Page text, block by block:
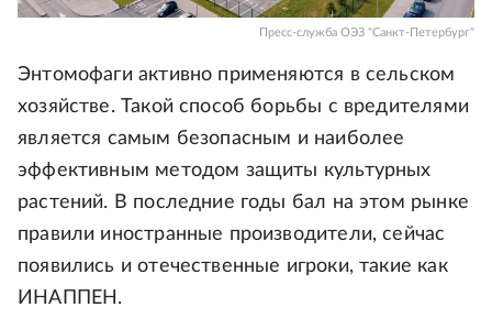
Пресс-служба ОЭЗ "Санкт-Петербург"
Энтомофаги активно применяются в сельском
хозяйстве. Такой способ борьбы с вредителями
является самым безопасным и наиболее
эффективным методом защиты культурных
растений. В последние годы бал на этом рынке
правили иностранные производители, сейчас
появились и отечественные игроки, такие как
ИНАППЕН.